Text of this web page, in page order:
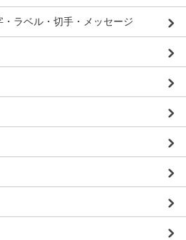
ラベル・切手・メッセージ